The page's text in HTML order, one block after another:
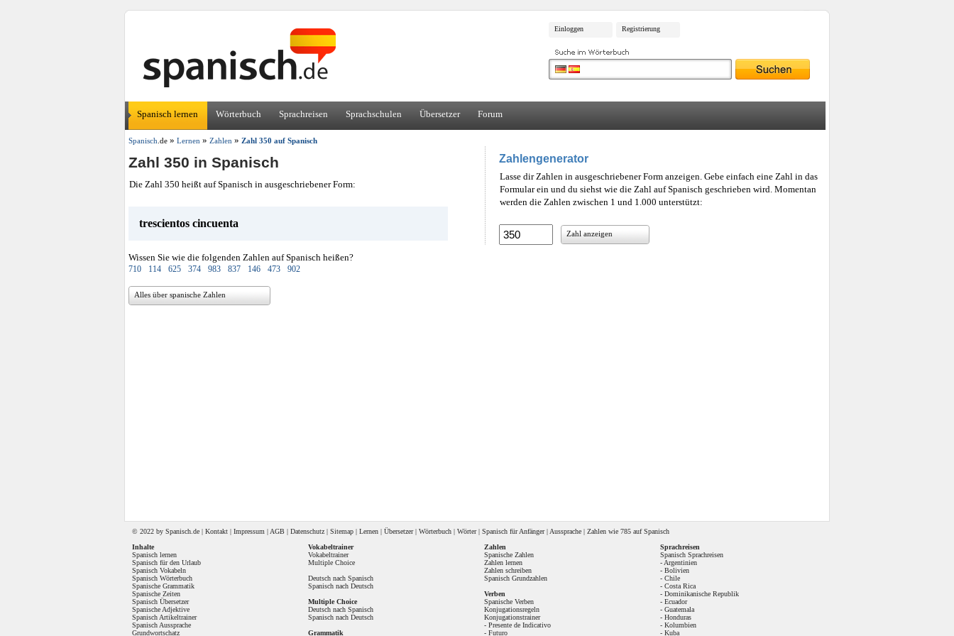
Einloggen Registrierung
Spanisch lernen Wörterbuch Sprachreisen Sprachschulen Übersetzer Forum
Spanisch .de » Lernen » Zahlen » Zahl 350 auf Spanisch
Zahl 350 in Spanisch
Die Zahl 350 heißt auf Spanisch in ausgeschriebener Form:
trescientos cincuenta
Wissen Sie wie die folgenden Zahlen auf Spanisch heißen?
710 114 625 374 983 837 146 473 902
Alles über spanische Zahlen
Zahlengenerator
Lasse dir Zahlen in ausgeschriebener Form anzeigen. Gebe einfach eine Zahl in das
Formular ein und du siehst wie die Zahl auf Spanisch geschrieben wird. Momentan
werden die Zahlen zwischen 1 und 1.000 unterstützt:
Zahl anzeigen
© 2022 by Spanisch .de | Kontakt | Impressum | AGB | Datenschutz | Sitemap | Lernen | Übersetzer| Wörterbuch | Wörter| Spanisch für Anfänger| Aussprache | Zahlen wie 785 auf Spanisch
Inhalte
Spanisch lernen
Spanisch für den Urlaub
Spanisch Vokabeln
Spanisch Wörterbuch
Spanische Grammatik
Spanische Zeiten
Spanisch Übersetzer
Spanische Adjektive
Spanisch Artikeltrainer
Spanisch Aussprache
Grundwortschatz
Vokabeltrainer
Vokabeltrainer
Multiple Choice
Deutsch nach Spanisch
Spanisch nach Deutsch
Multiple Choice
Deutsch nach Spanisch
Spanisch nach Deutsch
Grammatik
Zahlen
Spanische Zahlen
Zahlen lernen
Zahlen schreiben
Spanisch Grundzahlen
Verben
Spanische Verben
Konjugationsregeln
Konjugationstrainer
- Presente de Indicativo
- Futuro
Sprachreisen
Spanisch Sprachreisen
- Argentinien
- Bolivien
- Chile
- Costa Rica
- Dominikanische Republik
- Ecuador
- Guatemala
- Honduras
- Kolumbien
- Kuba